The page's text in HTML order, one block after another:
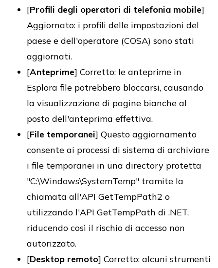
[Profili degli operatori di telefonia mobile]
Aggiornato: i profili delle impostazioni del
paese e dell'operatore (COSA) sono stati
aggiornati.
[Anteprime] Corretto: le anteprime in
Esplora file potrebbero bloccarsi, causando
la visualizzazione di pagine bianche al
posto dell'anteprima effettiva.
[File temporanei] Questo aggiornamento
consente ai processi di sistema di archiviare
i file temporanei in una directory protetta
"C:\Windows\SystemTemp" tramite la
chiamata all'API GetTempPath2 o
utilizzando l'API GetTempPath di .NET,
riducendo così il rischio di accesso non
autorizzato.
[Desktop remoto] Corretto: alcuni strumenti